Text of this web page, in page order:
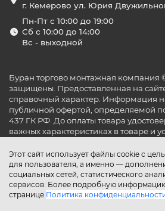
Этот сайт использует файлы cookie с
для пользователя, а именно —
социальных сетей, статистического
сервисов. Более подробную
странице Политика
г. Кемерово ул. Юрия
Пн-Пт с 10:00 до 19:00
Сб с 10:00 до 14:00
Вс - выходной
Буран торгово монтажная компания
защищены. Предоставленная на
справочный характер. Информация
публичной офертой, определяемой
437 ГК РФ. До оплаты товара
важных характеристиках в товаре и